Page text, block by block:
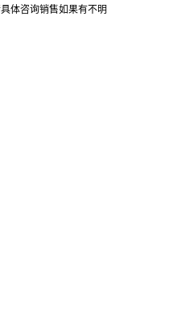
体咨询销售如果有不明